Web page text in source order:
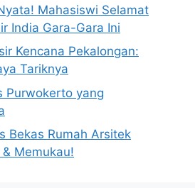
Mahasiswi Selamat
India Gara-Gara Ini
Kencana Pekalongan:
Tariknya
Purwokerto yang
Bekas Rumah Arsitek
Memukau!